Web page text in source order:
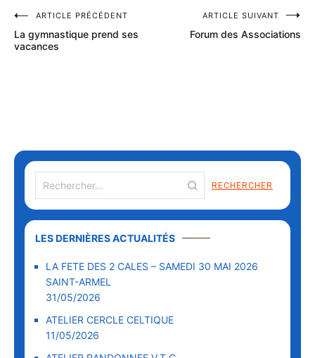
ARTICLE PRÉCÉDENT
La gymnastique prend ses
vacances
ARTICLE SUIVANT
Forum des Associations
LES DERNIÈRES ACTUALITÉS
LA FETE DES 2 CALES – SAMEDI 30 MAI 2026
SAINT-ARMEL
31/05/2026
ATELIER CERCLE CELTIQUE
11/05/2026